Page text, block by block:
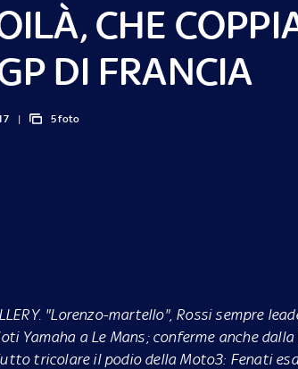
CHE
DI FRANCIA
5 foto
. "Lorenzo-martello", Rossi sempre
Yamaha a Le Mans ; conferme anche
tricolare il podio della Moto3: Fenati